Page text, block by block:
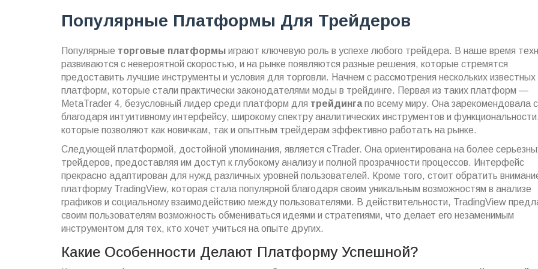
Популярные Платформы Для Трейдеров
Популярные торговые платформы играют ключевую роль в успехе любого трейдера. В наше время
развиваются с невероятной скоростью, и на рынке появляются разные решения, которые стремятся
предоставить лучшие инструменты и условия для торговли. Начнем с рассмотрения нескольких известных
платформ, которые стали практически законодателями моды в трейдинге. Первая из таких платформ —
MetaTrader 4, безусловный лидер среди платформ для трейдингапо всему миру. Она зарекомендовала
благодаря интуитивному интерфейсу, широкому спектру аналитических инструментов и функциональности,
которые позволяют как новичкам, так и опытным трейдерам эффективно работать на рынке.
Следующей платформой, достойной упоминания, является cTrader. Она ориентирована на более
трейдеров, предоставляя им доступ к глубокому анализу и полной прозрачности процессов. Интерфейс
прекрасно адаптирован для нужд различных уровней пользователей. Кроме того, стоит обратить
платформу TradingView, которая стала популярной благодаря своим уникальным возможностям в анализе
графиков и социальному взаимодействию между пользователями. В действительности, TradingView
своим пользователям возможность обмениваться идеями и стратегиями, что делает его незаменимым
инструментом для тех, кто хочет учиться на опыте других.
Какие Особенности Делают Платформу Успешной?